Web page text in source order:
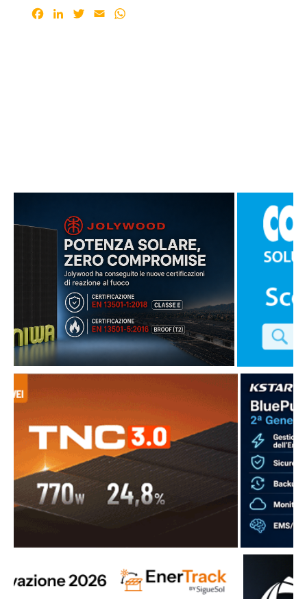
Facebook
LinkedInTwitter
Email